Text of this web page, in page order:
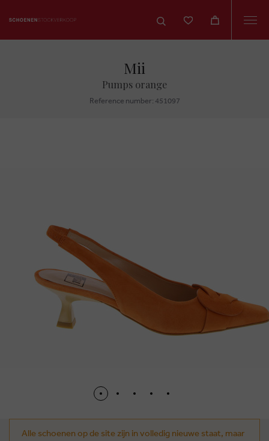
Mii
Pumps orange
Reference number: 451097
Alle schoenen op de site zijn in volledig nieuwe staat, maar